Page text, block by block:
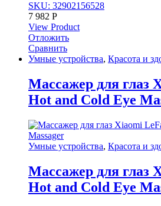
SKU: 32902156528
7 982 Р
View Product
Отложить
Сравнить
Умные устройства, Красота и
Массажер для глаз
Hot and Cold Eye
Умные устройства, Красота и
Массажер для глаз
Hot and Cold Eye